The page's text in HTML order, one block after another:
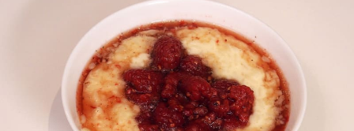
TV Program
Škola vaření